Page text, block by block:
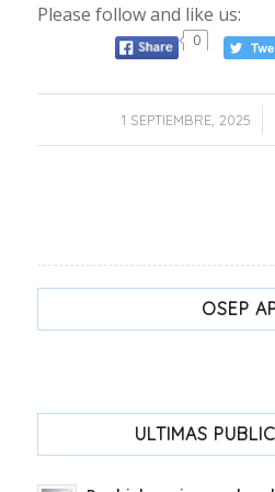
Please follow and like us:
0
1 SEPTIEMBRE, 2025
/
OSEP
ULTIMAS